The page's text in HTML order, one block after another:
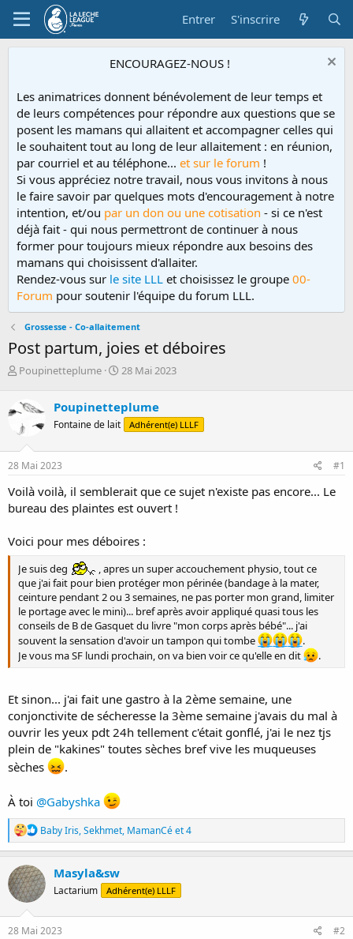
Entrer S'inscrire
ENCOURAGEZ-NOUS !
Les animatrices donnent bénévolement de leur temps et
de leurs compétences pour répondre aux questions que se
posent les mamans qui allaitent et accompagner celles qui
le souhaitent tout au long de leur allaitement : en réunion,
par courriel et au téléphone... et sur le forum !
Si vous appréciez notre travail, nous vous invitons à nous
le faire savoir par quelques mots d'encouragement à notre
intention, et/ou par un don ou une cotisation - si ce n'est
déjà fait - qui nous permettront de continuer à nous
former pour toujours mieux répondre aux besoins des
mamans qui choisissent d'allaiter.
Rendez-vous sur le site LLL et choisissez le groupe 00-
Forum pour soutenir l'équipe du forum LLL.
Grossesse - Co-allaitement
Post partum, joies et déboires
D
a
r
é
e
a
r
Poupinetteplume
D
e
d
u
t
28 Mai 2023
Poupinetteplume
Fontaine de lait Adhérent(e) LLLF
28 Mai 2023 #1
Voilà voilà, il semblerait que ce sujet n'existe pas encore... Le
bureau des plaintes est ouvert !
Voici pour mes déboires :
Je suis deg
, apres un super accouchement physio, tout ce
que j'ai fait pour bien protéger mon périnée (bandage à la mater,
ceinture pendant 2 ou 3 semaines, ne pas porter mon grand, limiter
le portage avec le mini)... bref après avoir appliqué quasi tous les
conseils de B de Gasquet du livre "mon corps après bébé"... j'ai
souvent la sensation d'avoir un tampon qui tombe
.
Je vous ma SF lundi prochain, on va bien voir ce qu'elle en dit
.
Et sinon... j'ai fait une gastro à la 2ème semaine, une
conjonctivite de sécheresse la 3ème semaine j'avais du mal à
ouvrir les yeux pdt 24h tellement c'était gonflé, j'ai le nez tjs
plein de "kakines" toutes sèches bref vive les muqueuses
sèches
.
À toi @Gabyshka
R
é
a
t
i
n
s
Baby Iris,Sekhmet, MamanCéet 4
Masyla&sw
Lactarium Adhérent(e) LLLF
28 Mai 2023 #2